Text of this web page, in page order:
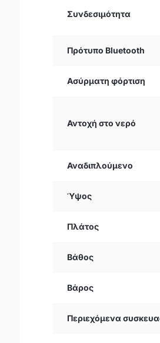
Συνδεσιμότητα
Πρότυπο Bluetooth
Ασύρματη φόρτιση
Αντοχή στο νερό
Αναδιπλούμενο
Ύψος
Πλάτος
Βάθος
Βάρος
Περιεχόμενα